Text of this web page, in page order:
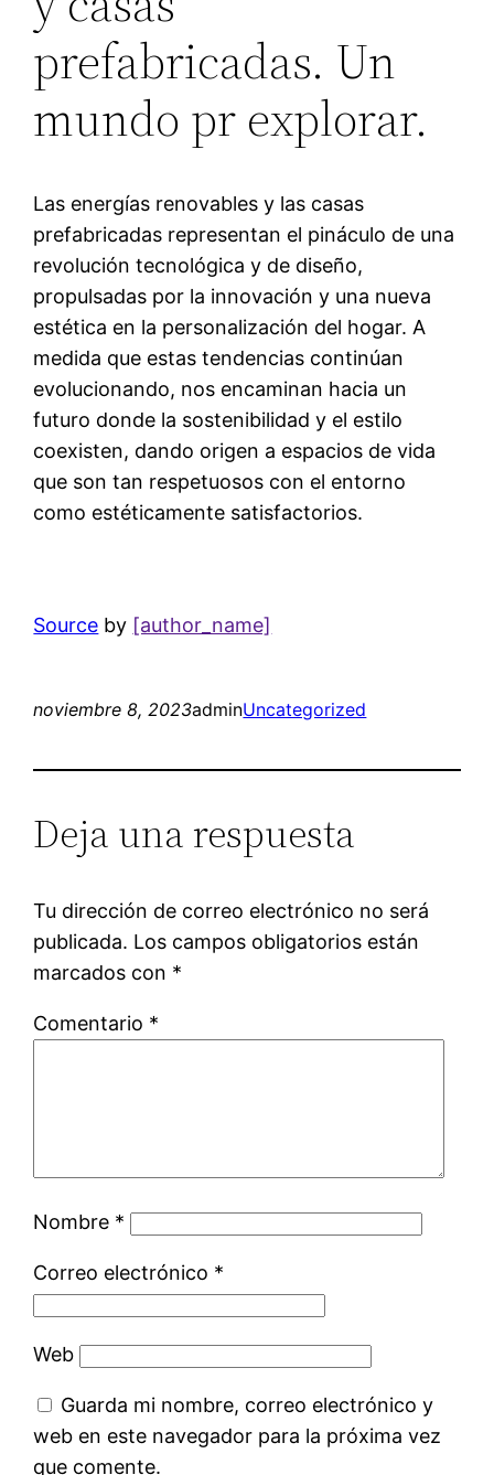
prefabricadas. Un
mundo pr explorar.
Las energías renovables y las casas
prefabricadas representan el pináculo de una
revolución tecnológica y de diseño,
propulsadas por la innovación y una nueva
estética en la personalización del hogar. A
medida que estas tendencias continúan
evolucionando, nos encaminan hacia un
futuro donde la sostenibilidad y el estilo
coexisten, dando origen a espacios de vida
que son tan respetuosos con el entorno
como estéticamente satisfactorios.
Source by [author_name]
noviembre 8, 2023adminUncategorized
Deja una respuesta
Tu dirección de correo electrónico no será
publicada. Los campos obligatorios están
marcados con *
Comentario *
Nombre *
Correo electrónico *
Web
Guarda mi nombre, correo electrónico y
web en este navegador para la próxima vez
que comente.